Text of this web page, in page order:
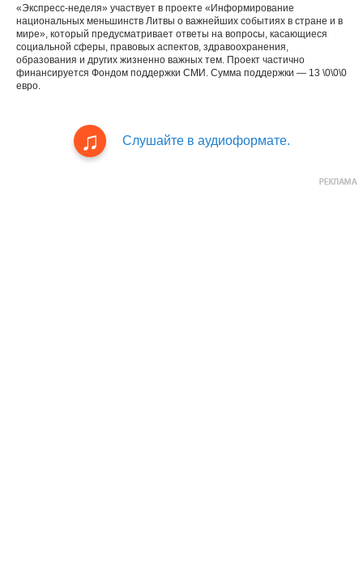
«Экспресс-неделя» участвует в проекте «Информирование
национальных меньшинств Литвы о важнейших событиях в стране и в
мире», который предусматривает ответы на вопросы, касающиеся
социальной сферы, правовых аспектов, здравоохранения,
образования и других жизненно важных тем. Проект частично
финансируется Фондом поддержки СМИ. Сумма поддержки — 13 \0\0\0
евро.
Слушайте в аудиоформате.